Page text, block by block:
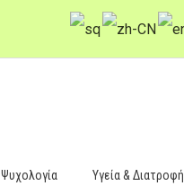
Ψυχολογία Υγεία & Διατροφή